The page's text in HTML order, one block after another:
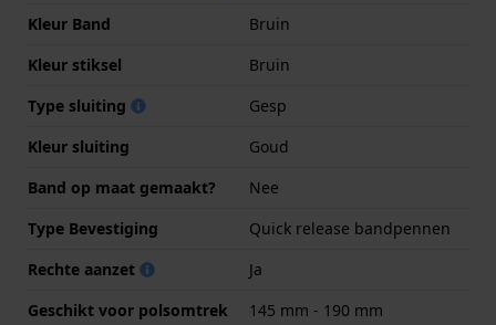
Kleur Band
Bruin
Kleur stiksel
Bruin
Type sluiting
Gesp
Kleur sluiting
Goud
Band op maat gemaakt?
Nee
Type Bevestiging
Quick release bandpennen
Rechte aanzet
Ja
Geschikt voor polsomtrek
145 mm - 190 mm